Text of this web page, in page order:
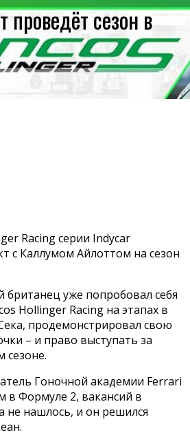
сезон в
Racing серии Indycar
с Каллумом Айлоттом на сезон
британец уже попробовал себя
Hollinger Racing на этапах в
продемонстрировал свою
– и право выступать за
сезоне.
Гоночной академии Ferrari
Формуле 2, вакансий в
не нашлось, и он решился